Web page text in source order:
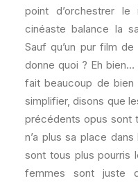
point d’orchestrer le
cinéaste balance la
Sauf qu’un pur film
donne quoi ? Eh
fait beaucoup de
simplifier, disons que
précédents opus sont
n’a plus sa place
sont tous plus pourris
femmes sont juste